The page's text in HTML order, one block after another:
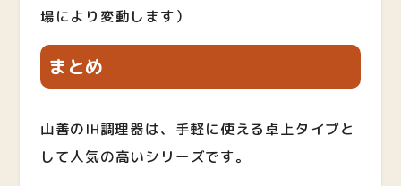
場により変動します）
まとめ
山善のIH調理器は、手軽に使える卓上タイプと
して人気の高いシリーズです。